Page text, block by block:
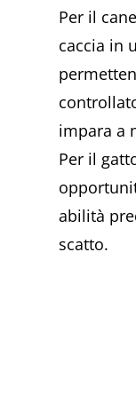
Per il
caccia in
impara a
Per il
abilità
scatto.